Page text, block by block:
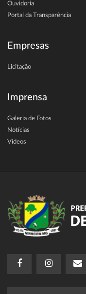
Ouvidoria
Portal da Transparência
Empresas
Licitação
Imprensa
Galeria de Fotos
Notícias
Vídeos